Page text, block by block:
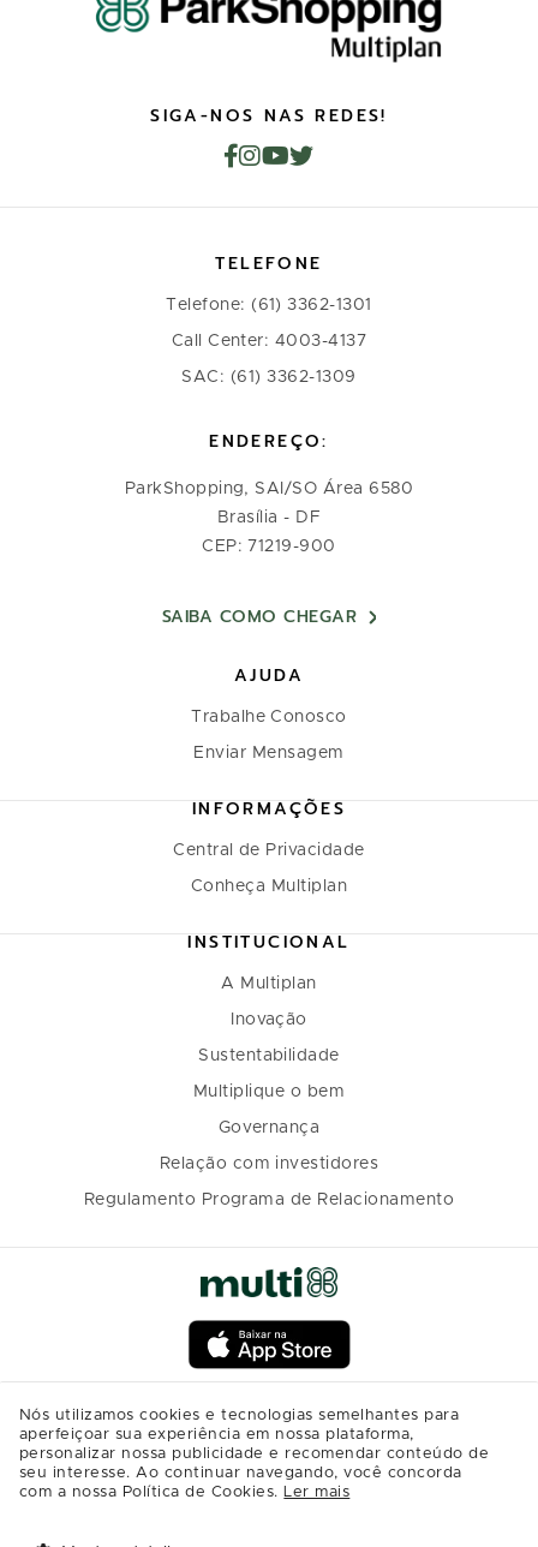
SIGA-NOS NAS REDES!
TELEFONE
Telefone: (61) 3362-1301
Call Center: 4003-4137
SAC: (61) 3362-1309
ENDEREÇO:
ParkShopping, SAI/SO Área 6580
Brasília - DF
CEP: 71219-900
SAIBA COMO CHEGAR
AJUDA
Trabalhe Conosco
Enviar Mensagem
INFORMAÇÕES
Central de Privacidade
Conheça Multiplan
INSTITUCIONAL
A Multiplan
Inovação
Sustentabilidade
Multiplique o bem
Governança
Relação com investidores
Regulamento Programa de Relacionamento
Nós utilizamos cookies e tecnologias semelhantes para
aperfeiçoar sua experiência em nossa plataforma,
personalizar nossa publicidade e recomendar conteúdo de
seu interesse. Ao continuar navegando, você concorda
com a nossa Política de Cookies. Ler mais